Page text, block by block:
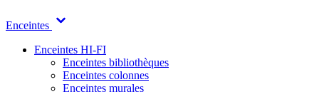
Enceintes
Enceintes HI-FI
Enceintes bibliothèques
Enceintes colonnes
Enceintes murales